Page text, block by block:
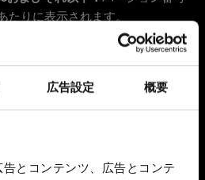
広告設定 概要
とコンテンツ、広告とコンテ
りに表示されます。